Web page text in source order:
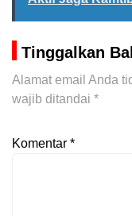
Tinggalkan
Alamat email Anda
wajib ditandai *
Komentar *